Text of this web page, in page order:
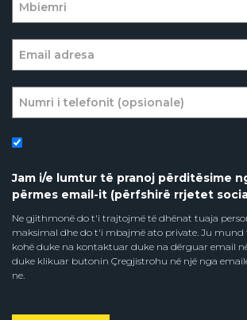
Jam i/e lumtur të pranoj përditësime
përmes email-it (përfshirë rrjetet
Ne gjithmonë do t'i trajtojmë të dhënat tuaja
maksimal dhe do t'i mbajmë ato private. Ju mund
kohë duke na kontaktuar duke na dërguar email
duke klikuar butonin Çregjistrohu në një nga
ne.